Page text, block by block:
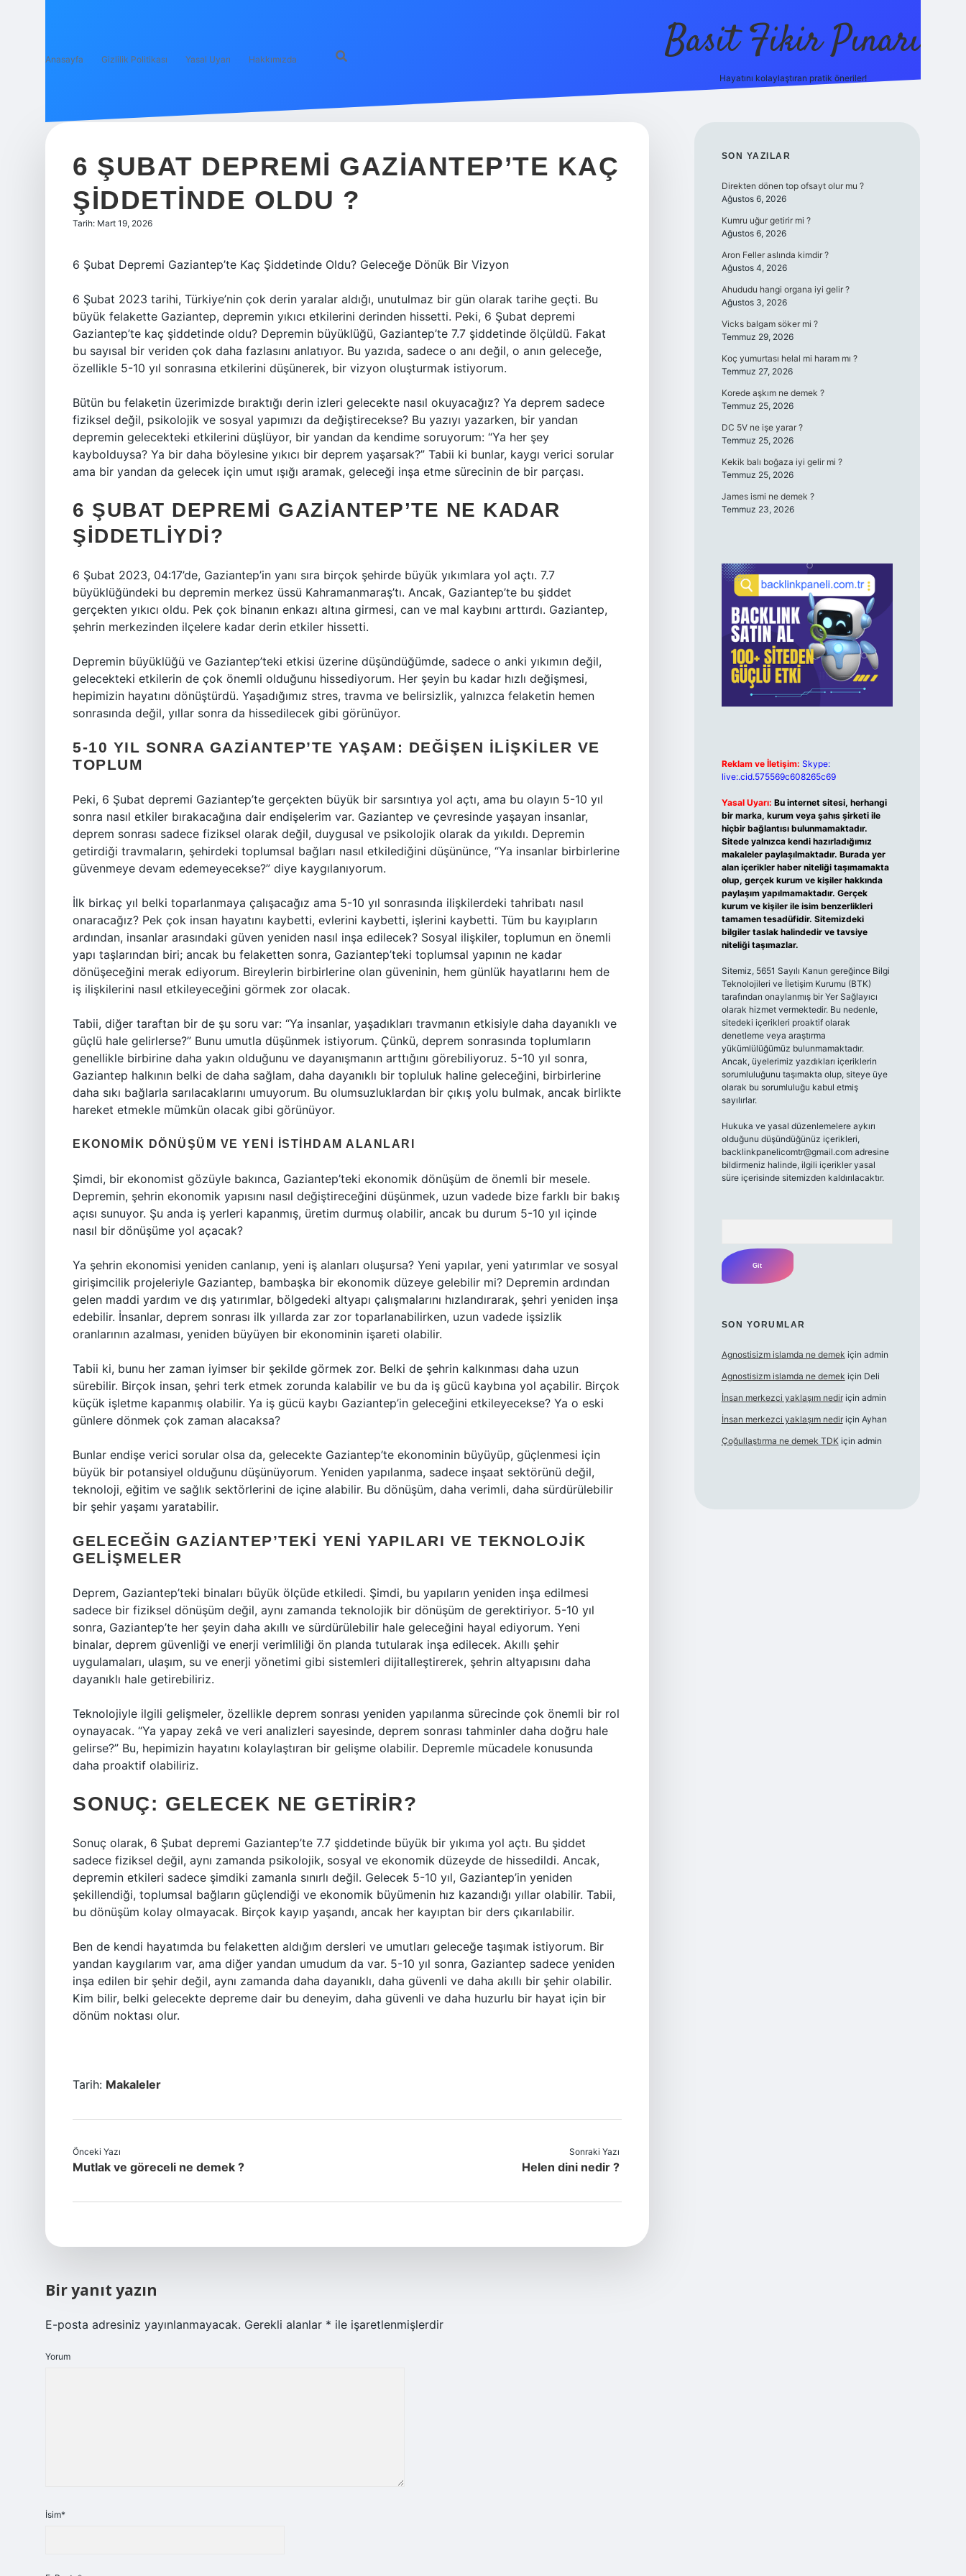
Anasayfa Gizlilik Politikası Yasal Uyarı Hakkımızda Basit Fikir Pınarı
Hayatını kolaylaştıran pratik öneriler!
6 ŞUBAT DEPREMI GAZIANTEP’TE KAÇ
ŞIDDETINDE OLDU ?
Tarih: Mart 19, 2026
6 Şubat Depremi Gaziantep’te Kaç Şiddetinde Oldu? Geleceğe Dönük Bir Vizyon
6 Şubat 2023 tarihi, Türkiye’nin çok derin yaralar aldığı, unutulmaz bir gün olarak tarihe geçti. Bu
büyük felakette Gaziantep, depremin yıkıcı etkilerini derinden hissetti. Peki, 6 Şubat depremi
Gaziantep’te kaç şiddetinde oldu? Depremin büyüklüğü, Gaziantep’te 7.7 şiddetinde ölçüldü. Fakat
bu sayısal bir veriden çok daha fazlasını anlatıyor. Bu yazıda, sadece o anı değil, o anın geleceğe,
özellikle 5-10 yıl sonrasına etkilerini düşünerek, bir vizyon oluşturmak istiyorum.
Bütün bu felaketin üzerimizde bıraktığı derin izleri gelecekte nasıl okuyacağız? Ya deprem sadece
fiziksel değil, psikolojik ve sosyal yapımızı da değiştirecekse? Bu yazıyı yazarken, bir yandan
depremin gelecekteki etkilerini düşlüyor, bir yandan da kendime soruyorum: “Ya her şey
kaybolduysa? Ya bir daha böylesine yıkıcı bir deprem yaşarsak?” Tabii ki bunlar, kaygı verici sorular
ama bir yandan da gelecek için umut ışığı aramak, geleceği inşa etme sürecinin de bir parçası.
6 ŞUBAT DEPREMI GAZIANTEP’TE NE KADAR
ŞIDDETLIYDI?
6 Şubat 2023, 04:17’de, Gaziantep’in yanı sıra birçok şehirde büyük yıkımlara yol açtı. 7.7
büyüklüğündeki bu depremin merkez üssü Kahramanmaraş’tı. Ancak, Gaziantep’te bu şiddet
gerçekten yıkıcı oldu. Pek çok binanın enkazı altına girmesi, can ve mal kaybını arttırdı. Gaziantep,
şehrin merkezinden ilçelere kadar derin etkiler hissetti.
Depremin büyüklüğü ve Gaziantep’teki etkisi üzerine düşündüğümde, sadece o anki yıkımın değil,
gelecekteki etkilerin de çok önemli olduğunu hissediyorum. Her şeyin bu kadar hızlı değişmesi,
hepimizin hayatını dönüştürdü. Yaşadığımız stres, travma ve belirsizlik, yalnızca felaketin hemen
sonrasında değil, yıllar sonra da hissedilecek gibi görünüyor.
5-10 YIL SONRA GAZIANTEP’TE YAŞAM: DEĞIŞEN İLIŞKILER VE
TOPLUM
Peki, 6 Şubat depremi Gaziantep’te gerçekten büyük bir sarsıntıya yol açtı, ama bu olayın 5-10 yıl
sonra nasıl etkiler bırakacağına dair endişelerim var. Gaziantep ve çevresinde yaşayan insanlar,
deprem sonrası sadece fiziksel olarak değil, duygusal ve psikolojik olarak da yıkıldı. Depremin
getirdiği travmaların, şehirdeki toplumsal bağları nasıl etkilediğini düşününce, “Ya insanlar birbirlerine
güvenmeye devam edemeyecekse?” diye kaygılanıyorum.
İlk birkaç yıl belki toparlanmaya çalışacağız ama 5-10 yıl sonrasında ilişkilerdeki tahribatı nasıl
onaracağız? Pek çok insan hayatını kaybetti, evlerini kaybetti, işlerini kaybetti. Tüm bu kayıpların
ardından, insanlar arasındaki güven yeniden nasıl inşa edilecek? Sosyal ilişkiler, toplumun en önemli
yapı taşlarından biri; ancak bu felaketten sonra, Gaziantep’teki toplumsal yapının ne kadar
dönüşeceğini merak ediyorum. Bireylerin birbirlerine olan güveninin, hem günlük hayatlarını hem de
iş ilişkilerini nasıl etkileyeceğini görmek zor olacak.
Tabii, diğer taraftan bir de şu soru var: “Ya insanlar, yaşadıkları travmanın etkisiyle daha dayanıklı ve
güçlü hale gelirlerse?” Bunu umutla düşünmek istiyorum. Çünkü, deprem sonrasında toplumların
genellikle birbirine daha yakın olduğunu ve dayanışmanın arttığını görebiliyoruz. 5-10 yıl sonra,
Gaziantep halkının belki de daha sağlam, daha dayanıklı bir topluluk haline geleceğini, birbirlerine
daha sıkı bağlarla sarılacaklarını umuyorum. Bu olumsuzluklardan bir çıkış yolu bulmak, ancak birlikte
hareket etmekle mümkün olacak gibi görünüyor.
EKONOMIK DÖNÜŞÜM VE YENI İSTIHDAM ALANLARI
Şimdi, bir ekonomist gözüyle bakınca, Gaziantep’teki ekonomik dönüşüm de önemli bir mesele.
Depremin, şehrin ekonomik yapısını nasıl değiştireceğini düşünmek, uzun vadede bize farklı bir bakış
açısı sunuyor. Şu anda iş yerleri kapanmış, üretim durmuş olabilir, ancak bu durum 5-10 yıl içinde
nasıl bir dönüşüme yol açacak?
Ya şehrin ekonomisi yeniden canlanıp, yeni iş alanları oluşursa? Yeni yapılar, yeni yatırımlar ve sosyal
girişimcilik projeleriyle Gaziantep, bambaşka bir ekonomik düzeye gelebilir mi? Depremin ardından
gelen maddi yardım ve dış yatırımlar, bölgedeki altyapı çalışmalarını hızlandırarak, şehri yeniden inşa
edebilir. İnsanlar, deprem sonrası ilk yıllarda zar zor toparlanabilirken, uzun vadede işsizlik
oranlarının azalması, yeniden büyüyen bir ekonominin işareti olabilir.
Tabii ki, bunu her zaman iyimser bir şekilde görmek zor. Belki de şehrin kalkınması daha uzun
sürebilir. Birçok insan, şehri terk etmek zorunda kalabilir ve bu da iş gücü kaybına yol açabilir. Birçok
küçük işletme kapanmış olabilir. Ya iş gücü kaybı Gaziantep’in geleceğini etkileyecekse? Ya o eski
günlere dönmek çok zaman alacaksa?
Bunlar endişe verici sorular olsa da, gelecekte Gaziantep’te ekonominin büyüyüp, güçlenmesi için
büyük bir potansiyel olduğunu düşünüyorum. Yeniden yapılanma, sadece inşaat sektörünü değil,
teknoloji, eğitim ve sağlık sektörlerini de içine alabilir. Bu dönüşüm, daha verimli, daha sürdürülebilir
bir şehir yaşamı yaratabilir.
GELECEĞIN GAZIANTEP’TEKI YENI YAPILARI VE TEKNOLOJIK
GELIŞMELER
Deprem, Gaziantep’teki binaları büyük ölçüde etkiledi. Şimdi, bu yapıların yeniden inşa edilmesi
sadece bir fiziksel dönüşüm değil, aynı zamanda teknolojik bir dönüşüm de gerektiriyor. 5-10 yıl
sonra, Gaziantep’te her şeyin daha akıllı ve sürdürülebilir hale geleceğini hayal ediyorum. Yeni
binalar, deprem güvenliği ve enerji verimliliği ön planda tutularak inşa edilecek. Akıllı şehir
uygulamaları, ulaşım, su ve enerji yönetimi gibi sistemleri dijitalleştirerek, şehrin altyapısını daha
dayanıklı hale getirebiliriz.
Teknolojiyle ilgili gelişmeler, özellikle deprem sonrası yeniden yapılanma sürecinde çok önemli bir rol
oynayacak. “Ya yapay zekâ ve veri analizleri sayesinde, deprem sonrası tahminler daha doğru hale
gelirse?” Bu, hepimizin hayatını kolaylaştıran bir gelişme olabilir. Depremle mücadele konusunda
daha proaktif olabiliriz.
SONUÇ: GELECEK NE GETIRIR?
Sonuç olarak, 6 Şubat depremi Gaziantep’te 7.7 şiddetinde büyük bir yıkıma yol açtı. Bu şiddet
sadece fiziksel değil, aynı zamanda psikolojik, sosyal ve ekonomik düzeyde de hissedildi. Ancak,
depremin etkileri sadece şimdiki zamanla sınırlı değil. Gelecek 5-10 yıl, Gaziantep’in yeniden
şekillendiği, toplumsal bağların güçlendiği ve ekonomik büyümenin hız kazandığı yıllar olabilir. Tabii,
bu dönüşüm kolay olmayacak. Birçok kayıp yaşandı, ancak her kayıptan bir ders çıkarılabilir.
Ben de kendi hayatımda bu felaketten aldığım dersleri ve umutları geleceğe taşımak istiyorum. Bir
yandan kaygılarım var, ama diğer yandan umudum da var. 5-10 yıl sonra, Gaziantep sadece yeniden
inşa edilen bir şehir değil, aynı zamanda daha dayanıklı, daha güvenli ve daha akıllı bir şehir olabilir.
Kim bilir, belki gelecekte depreme dair bu deneyim, daha güvenli ve daha huzurlu bir hayat için bir
dönüm noktası olur.
Tarih: Makaleler
Önceki Yazı
Mutlak ve göreceli ne demek ?
Sonraki Yazı
Helen dini nedir ?
Bir yanıt yazın
E-posta adresiniz yayınlanmayacak. Gerekli alanlar * ile işaretlenmişlerdir
Yorum
İsim*
SIDEBAR
SON YAZILAR
Direkten dönen top ofsayt olur mu ?
Ağustos 6, 2026
Kumru uğur getirir mi ?
Ağustos 6, 2026
Aron Feller aslında kimdir ?
Ağustos 4, 2026
Ahududu hangi organa iyi gelir ?
Ağustos 3, 2026
Vicks balgam söker mi ?
Temmuz 29, 2026
Koç yumurtası helal mi haram mı ?
Temmuz 27, 2026
Korede aşkım ne demek ?
Temmuz 25, 2026
DC 5V ne işe yarar ?
Temmuz 25, 2026
Kekik balı boğaza iyi gelir mi ?
Temmuz 25, 2026
James ismi ne demek ?
Temmuz 23, 2026
Reklam ve İletişim: Skype:
live:.cid.575569c608265c69
Yasal Uyarı: Bu internet sitesi, herhangi
bir marka, kurum veya şahıs şirketi ile
hiçbir bağlantısı bulunmamaktadır.
Sitede yalnızca kendi hazırladığımız
makaleler paylaşılmaktadır. Burada yer
alan içerikler haber niteliği taşımamakta
olup, gerçek kurum ve kişiler hakkında
paylaşım yapılmamaktadır. Gerçek
kurum ve kişiler ile isim benzerlikleri
tamamen tesadüfidir. Sitemizdeki
bilgiler taslak halindedir ve tavsiye
niteliği taşımazlar.
Sitemiz, 5651 Sayılı Kanun gereğince Bilgi
Teknolojileri ve İletişim Kurumu (BTK)
tarafından onaylanmış bir Yer Sağlayıcı
olarak hizmet vermektedir. Bu nedenle,
sitedeki içerikleri proaktif olarak
denetleme veya araştırma
yükümlülüğümüz bulunmamaktadır.
Ancak, üyelerimiz yazdıkları içeriklerin
sorumluluğunu taşımakta olup, siteye üye
olarak bu sorumluluğu kabul etmiş
sayılırlar.
Hukuka ve yasal düzenlemelere aykırı
olduğunu düşündüğünüz içerikleri,
backlinkpanelicomtr@gmail.comadresine
bildirmeniz halinde, ilgili içerikler yasal
süre içerisinde sitemizden kaldırılacaktır.
SON YORUMLAR
Agnostisizm islamda ne demek için admin
Agnostisizm islamda ne demek için Deli
İnsan merkezci yaklaşım nediriçin admin
İnsan merkezci yaklaşım nediriçin Ayhan
Çoğullaştırma ne demek TDKiçin admin